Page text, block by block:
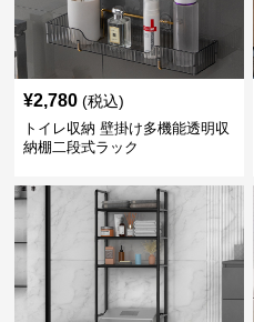
¥2,780 (税込)
トイレ収納 壁掛け多機能透明収
納棚二段式ラック